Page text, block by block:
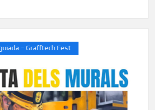
– Grafftech Fest